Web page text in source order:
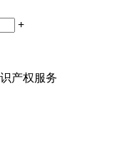
+
产权服务